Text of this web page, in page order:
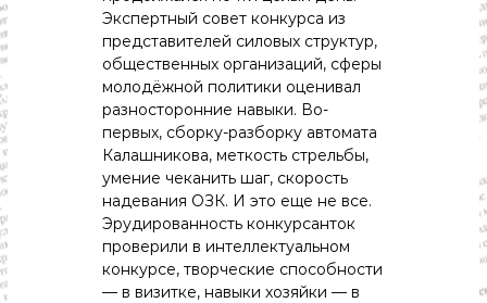
о
с
т
,
п
о
л
и
к
а
,
э
Экспертный совет конкурса из
представителей силовых структур,
общественных организаций, сферы
молодёжной политики оценивал
разносторонние навыки. Во-
первых, сборку-разборку автомата
Калашникова, меткость стрельбы,
умение чеканить шаг, скорость
надевания ОЗК. И это еще не все.
Эрудированность конкурсанток
проверили в интеллектуальном
конкурсе, творческие способности
— в визитке, навыки хозяйки — в